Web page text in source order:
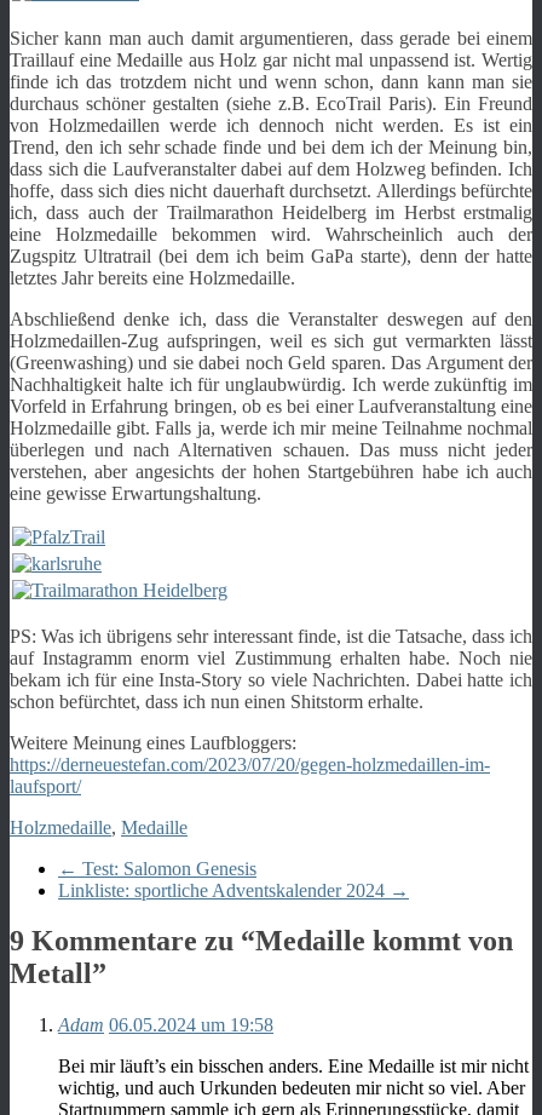
Sicher kann man auch damit argumentieren, dass gerade bei einem
Traillauf eine Medaille aus Holz gar nicht mal unpassend ist. Wertig
finde ich das trotzdem nicht und wenn schon, dann kann man sie
durchaus schöner gestalten (siehe z.B. EcoTrail Paris). Ein Freund
von Holzmedaillen werde ich dennoch nicht werden. Es ist ein
Trend, den ich sehr schade finde und bei dem ich der Meinung bin,
dass sich die Laufveranstalter dabei auf dem Holzweg befinden. Ich
hoffe, dass sich dies nicht dauerhaft durchsetzt. Allerdings befürchte
ich, dass auch der Trailmarathon Heidelberg im Herbst erstmalig
eine Holzmedaille bekommen wird. Wahrscheinlich auch der
Zugspitz Ultratrail (bei dem ich beim GaPa starte), denn der hatte
letztes Jahr bereits eine Holzmedaille.
Abschließend denke ich, dass die Veranstalter deswegen auf den
Holzmedaillen-Zug aufspringen, weil es sich gut vermarkten lässt
(Greenwashing) und sie dabei noch Geld sparen. Das Argument der
Nachhaltigkeit halte ich für unglaubwürdig. Ich werde zukünftig im
Vorfeld in Erfahrung bringen, ob es bei einer Laufveranstaltung eine
Holzmedaille gibt. Falls ja, werde ich mir meine Teilnahme nochmal
überlegen und nach Alternativen schauen. Das muss nicht jeder
verstehen, aber angesichts der hohen Startgebühren habe ich auch
eine gewisse Erwartungshaltung.
PS: Was ich übrigens sehr interessant finde, ist die Tatsache, dass ich
auf Instagramm enorm viel Zustimmung erhalten habe. Noch nie
bekam ich für eine Insta-Story so viele Nachrichten. Dabei hatte ich
schon befürchtet, dass ich nun einen Shitstorm erhalte.
Weitere Meinung eines Laufbloggers:
https://derneuestefan.com/2023/07/20/gegen-holzmedaillen-im-
laufsport/
Holzmedaille, Medaille
← Test: Salomon Genesis
Linkliste: sportliche Adventskalender 2024 →
9 Kommentare zu “Medaille kommt von
Metall”
Adam 06.05.2024 um 19:58
Bei mir läuft’s ein bisschen anders. Eine Medaille ist mir nicht
wichtig, und auch Urkunden bedeuten mir nicht so viel. Aber
Startnummern sammle ich gern als Erinnerungsstücke, damit